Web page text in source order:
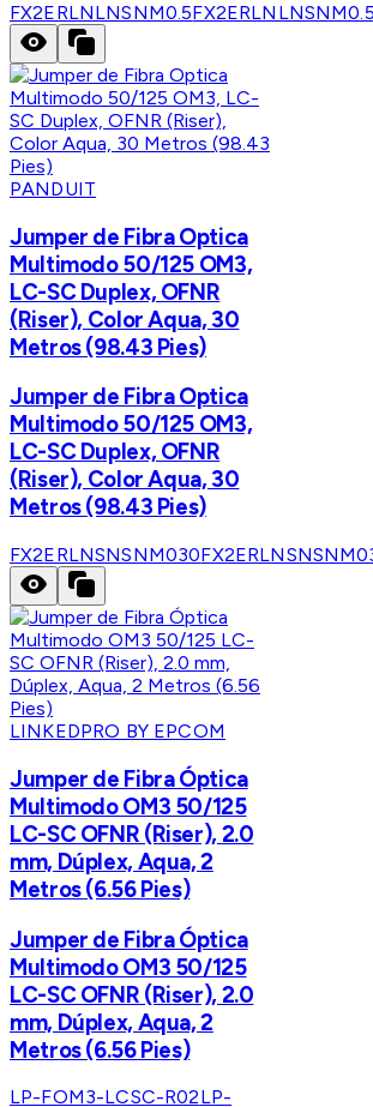
FX2ERLNLNSNM0.5FX2ERLNLNSNM0.5
PANDUIT
Jumper de Fibra Optica
Multimodo 50/125 OM3,
LC-SC Duplex, OFNR
(Riser), Color Aqua, 30
Metros (98.43 Pies)
Jumper de Fibra Optica
Multimodo 50/125 OM3,
LC-SC Duplex, OFNR
(Riser), Color Aqua, 30
Metros (98.43 Pies)
FX2ERLNSNSNM030
LINKEDPRO BY EPCOM
Jumper de Fibra Óptica
Multimodo OM3 50/125
LC-SC OFNR (Riser), 2.0
mm, Dúplex, Aqua, 2
Metros (6.56 Pies)
Jumper de Fibra Óptica
Multimodo OM3 50/125
LC-SC OFNR (Riser), 2.0
mm, Dúplex, Aqua, 2
Metros (6.56 Pies)
LP-FOM3-LCSC-R02LP-